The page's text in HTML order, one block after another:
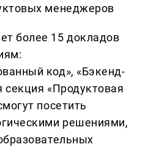
менеджеров
более 15 докладов
код», «Бэкенд-
секция «Продуктовая
посетить
решениями,